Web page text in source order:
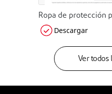
Ropa de protección
Descargar
Ver todos